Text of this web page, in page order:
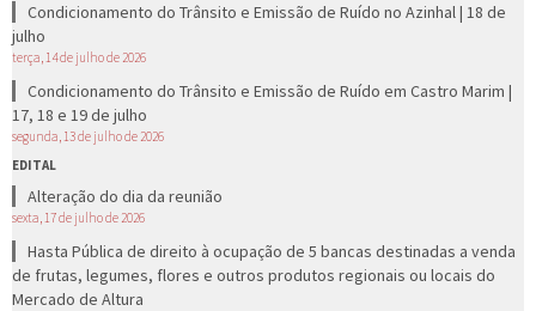
Condicionamento do Trânsito e Emissão de Ruído no Azinhal | 18 de
julho
terça, 14 de julho de 2026
Condicionamento do Trânsito e Emissão de Ruído em Castro Marim |
17, 18 e 19 de julho
segunda, 13 de julho de 2026
EDITAL
Alteração do dia da reunião
sexta, 17 de julho de 2026
Hasta Pública de direito à ocupação de 5 bancas destinadas a venda
de frutas, legumes, flores e outros produtos regionais ou locais do
Mercado de Altura